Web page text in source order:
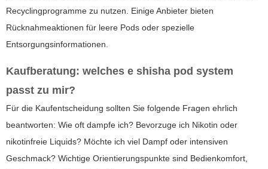
Recyclingprogramme zu nutzen. Einige Anbieter bieten
Rücknahmeaktionen für leere Pods oder spezielle
Entsorgungsinformationen.
Kaufberatung: welches e shisha pod system
passt zu mir?
Für die Kaufentscheidung sollten Sie folgende Fragen ehrlich
beantworten: Wie oft dampfe ich? Bevorzuge ich Nikotin oder
nikotinfreie Liquids? Möchte ich viel Dampf oder intensiven
Geschmack? Wichtige Orientierungspunkte sind Bedienkomfort,